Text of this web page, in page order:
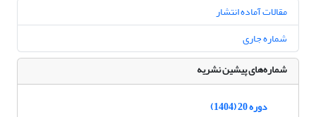
مقالات آماده انتشار
شماره جاری
شماره‌های پیشین نشریه
دوره 20 (1404)